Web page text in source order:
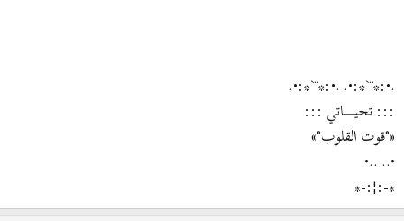
.•:*¨`*:•. .•:*¨`*:•.
::: تحيــــــــــــاتي :::
«°قوت القلوب°»
•.. ..•
*-:¦:-*